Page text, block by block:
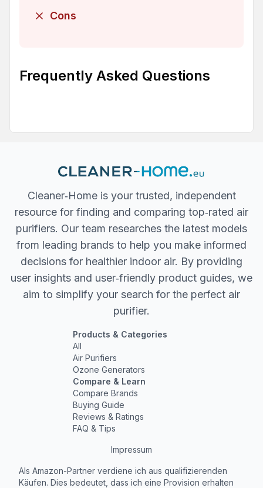
Cons
Frequently Asked Questions
Cleaner‐Home is your trusted, independent
resource for finding and comparing top‐rated air
purifiers. Our team researches the latest models
from leading brands to help you make informed
decisions for healthier indoor air. By providing
user insights and user‐friendly product guides, we
aim to simplify your search for the perfect air
purifier.
Products & Categories
All
Air Purifiers
Ozone Generators
Compare & Learn
Compare Brands
Buying Guide
Reviews & Ratings
FAQ & Tips
Impressum
Als Amazon-Partner verdiene ich aus qualifizierenden
Käufen. Dies bedeutet, dass ich eine Provision erhalten